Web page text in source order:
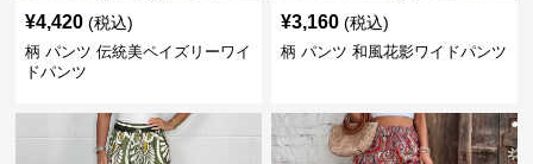
¥4,420 (税込)
柄 パンツ 伝統美ペイズリーワイ
ドパンツ
¥3,160 (税込)
柄 パンツ 和風花影ワイドパンツ